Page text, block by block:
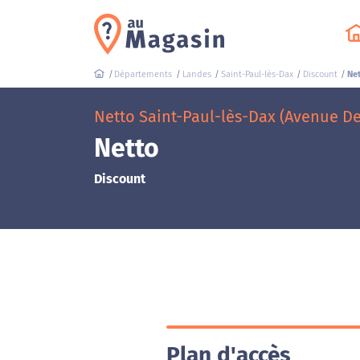
Départements Landes Saint-Paul-lès-Dax Discount
Netto Saint-Paul-lès-Dax (Avenue
Netto
Discount